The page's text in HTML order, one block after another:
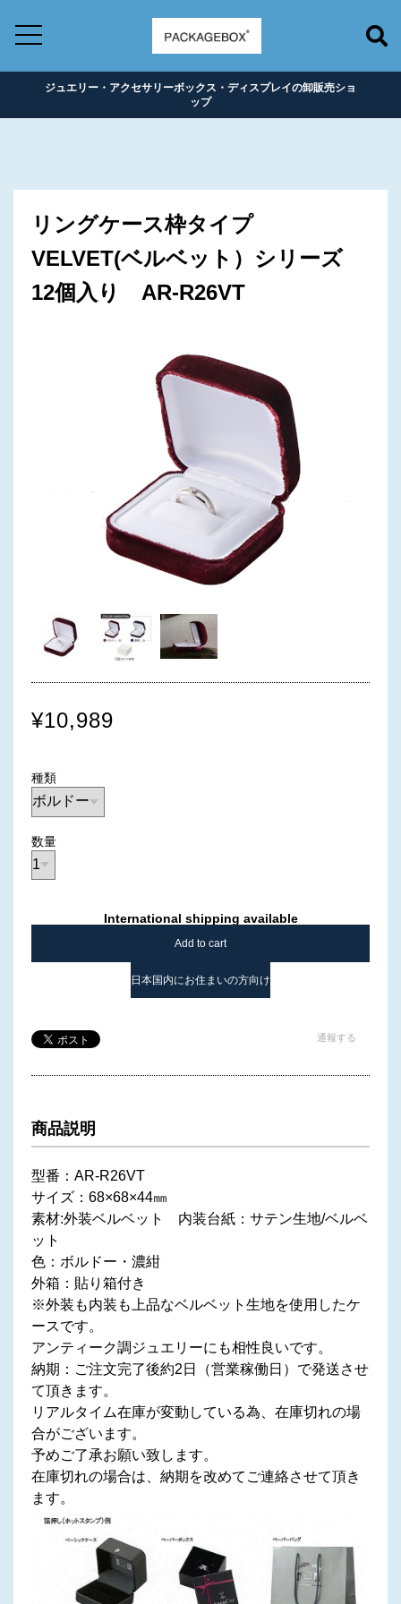
ジュエリー・アクセサリーボックス・ディスプレイの卸販売ショ
ップ
リングケース枠タイプ
VELVET(ベルベット）シリーズ
12個入り AR-R26VT
¥10,989
種類
数量
International shipping available
Add to cart
日本国内にお住まいの方向け
通報する
商品説明
型番：AR-R26VT
サイズ：68×68×44㎜
素材:外装ベルベット 内装台紙：サテン生地/ベルベ
ット
色：ボルドー・濃紺
外箱：貼り箱付き
※外装も内装も上品なベルベット生地を使用したケ
ースです。
アンティーク調ジュエリーにも相性良いです。
納期：ご注文完了後約2日（営業稼働日）で発送させ
て頂きます。
リアルタイム在庫が変動している為、在庫切れの場
合がございます。
予めご了承お願い致します。
在庫切れの場合は、納期を改めてご連絡させて頂き
ます。